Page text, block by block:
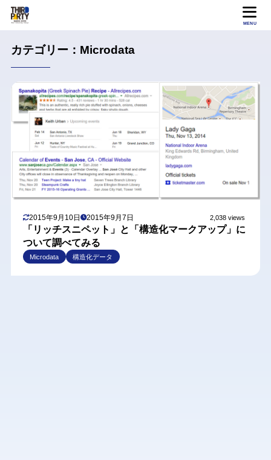
MENU
カテゴリー：Microdata
2015年9月10日 2015年9月7日 2,038 views
「リッチスニペット」と「構造化マークアップ」に
ついて調べてみる
Microdata 構造化データ